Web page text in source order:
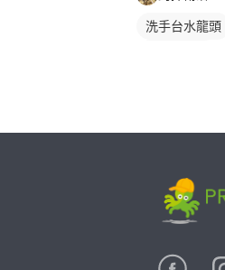
洗手台水龍頭